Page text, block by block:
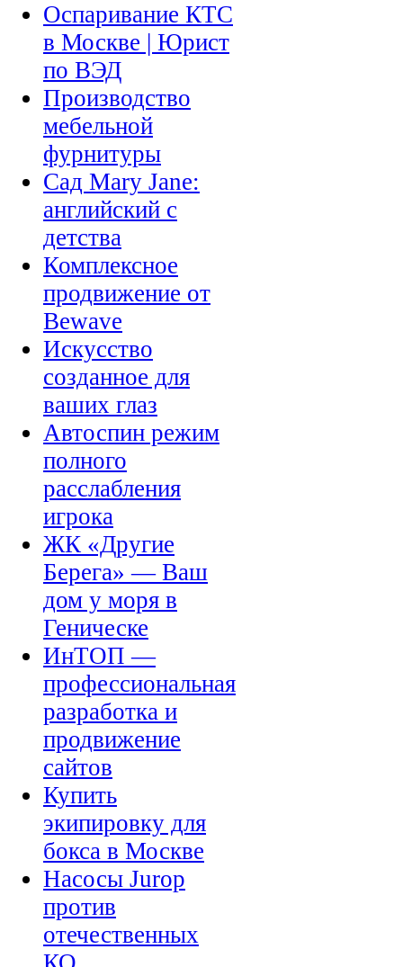
Оспаривание КТС
в Москве | Юрист
по ВЭД
Производство
мебельной
фурнитуры
Сад Mary Jane:
английский с
детства
Комплексное
продвижение от
Bewave
Искусство
созданное для
ваших глаз
Автоспин режим
полного
расслабления
игрока
ЖК «Другие
Берега» — Ваш
дом у моря в
Геническе
ИнТОП —
профессиональная
разработка и
продвижение
сайтов
Купить
экипировку для
бокса в Москве
Насосы Jurop
против
отечественных